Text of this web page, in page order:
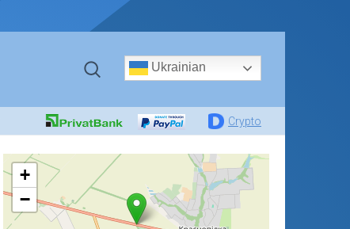
Ukrainian
Crypto
+
−